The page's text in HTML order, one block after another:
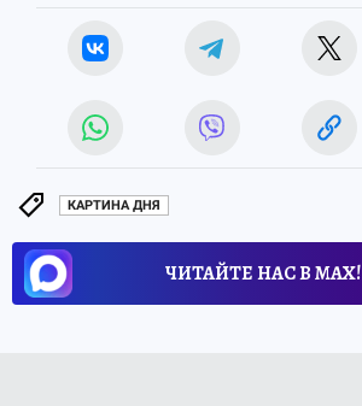
КАРТИНА ДНЯ
ЧИТАЙТЕ НАС В МАХ!